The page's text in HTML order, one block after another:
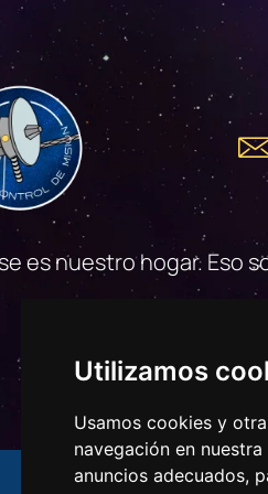
Utilizamos
Usamos cookies y
navegación en
anuncios adecuados,
es nuestro hogar. Eso